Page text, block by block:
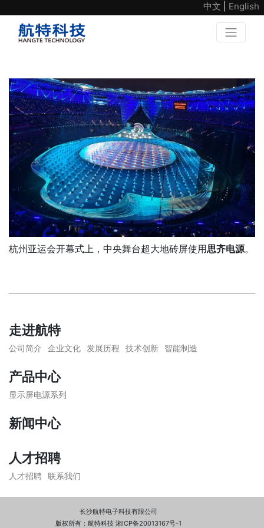
中文 English
杭州亚运会开幕式上，中央舞台超大地砖屏使用思齐电源。
走进航特
公司简介 企业文化 发展历程 技术创新 智能制造
产品中心
显示屏电源系列
新闻中心
人才招聘
人才招聘 联系我们
长沙航特电子科技有限公司
版权所有：航特科技 湘ICP备20013167号-1